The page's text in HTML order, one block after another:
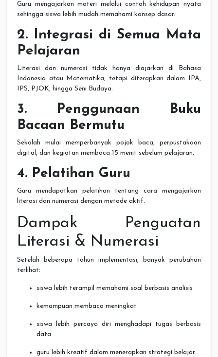
Guru mengajarkan materi melalui contoh kehidupan nyata
sehingga siswa lebih mudah memahami konsep dasar.
2. Integrasi di Semua Mata
Pelajaran
Literasi dan numerasi tidak hanya diajarkan di Bahasa
Indonesia atau Matematika, tetapi diterapkan dalam IPA,
IPS, PJOK, hingga Seni Budaya.
3. Penggunaan Buku
Bacaan Bermutu
Sekolah mulai memperbanyak pojok baca, perpustakaan
digital, dan kegiatan membaca 15 menit sebelum pelajaran.
4. Pelatihan Guru
Guru mendapatkan pelatihan tentang cara mengajarkan
literasi dan numerasi dengan metode aktif.
Dampak Penguatan
Literasi & Numerasi
Setelah beberapa tahun implementasi, banyak perubahan
terlihat:
siswa lebih terampil memahami soal berbasis analisis
kemampuan membaca meningkat
siswa lebih percaya diri menghadapi tugas berbasis
data
guru lebih kreatif dalam menerapkan strategi belajar